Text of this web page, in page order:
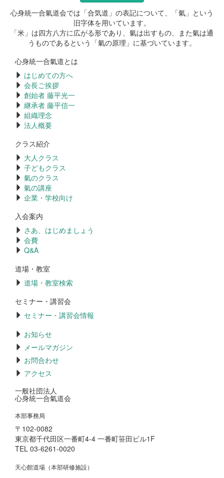
心身統一合氣道会では「合気道」の表記について、「氣」という
旧字体を用いています。
「米」は四方八方に広がる形であり、氣は出すもの、また氣は通
うものであるという「氣の原理」に基づいています。
心身統一合氣道とは
はじめての方へ
会長ご挨拶
創始者 藤平光一
継承者 藤平信一
組織理念
法人概要
クラス紹介
大人クラス
子どもクラス
氣のクラス
氣の講座
企業・学校向け
入会案内
さあ、はじめましょう
会費
Q&A
道場・教室
道場・教室検索
セミナー・講習会
セミナー・講習会情報
お知らせ
メールマガジン
お問合わせ
アクセス
一般社団法人
心身統一合氣道会
本部事務局
〒102-0082
東京都千代田区一番町4-4 一番町笹田ビル1F
TEL 03-6261-0020
天心館道場（本部研修施設）